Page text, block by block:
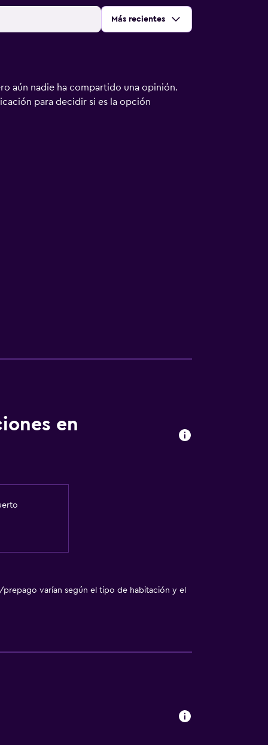
Ordenar por:
Más recientes
aún nadie ha compartido una opinión.
para decidir si es la opción
en
varían según el tipo de habitación y el